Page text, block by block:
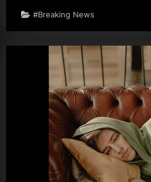
–
–
–
#Breaking News